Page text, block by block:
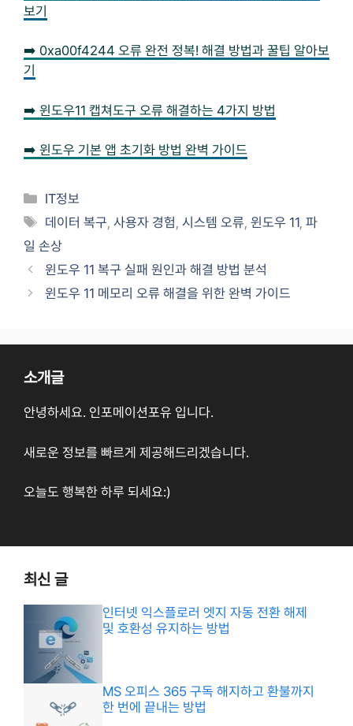
보기
➡️ 0xa00f4244 오류 완전 정복! 해결 방법과 꿀팁 알아보
기
➡️ 윈도우11 캡쳐도구 오류 해결하는 4가지 방법
➡️ 윈도우 기본 앱 초기화 방법 완벽 가이드
Categories
IT정보
Tags
데이터 복구,사용자 경험,시스템 오류,윈도우 11,파
일 손상
윈도우 11 복구 실패 원인과 해결 방법 분석
윈도우 11 메모리 오류 해결을 위한 완벽 가이드
소개글
안녕하세요. 인포메이션포유 입니다.
새로운 정보를 빠르게 제공해드리겠습니다.
오늘도 행복한 하루 되세요:)
최신 글
인터넷 익스플로러 엣지 자동 전환 해제
및 호환성 유지하는 방법
MS 오피스 365 구독 해지하고 환불까지
한 번에 끝내는 방법